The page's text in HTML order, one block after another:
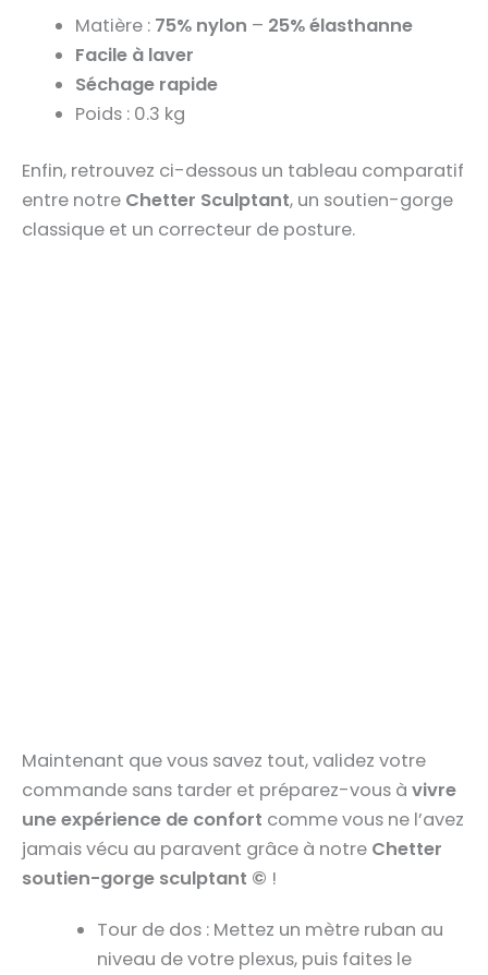
Matière : 75% nylon – 25% élasthanne
Facile à laver
Séchage rapide
Poids : 0.3 kg
Enfin, retrouvez ci-dessous un tableau comparatif
entre notre Chetter Sculptant, un soutien-gorge
classique et un correcteur de posture.
Maintenant que vous savez tout, validez votre
commande sans tarder et préparez-vous à vivre
une expérience de confort comme vous ne l’avez
jamais vécu au paravent grâce à notre Chetter
soutien-gorge sculptant © !
Tour de dos : Mettez un mètre ruban au
niveau de votre plexus, puis faites le